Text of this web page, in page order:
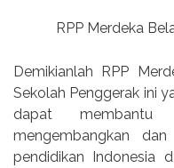
RPP Merdeka
Demikianlah RPP
Sekolah Penggerak ini
dapat membantu
mengembangkan
pendidikan Indonesia